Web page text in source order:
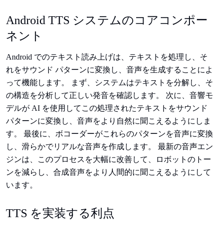
Android TTS システムのコアコンポー
ネント
Android でのテキスト読み上げは、テキストを処理し、そ
れをサウンド パターンに変換し、音声を生成することによ
って機能します。 まず、システムはテキストを分解し、そ
の構造を分析して正しい発音を確認します。 次に、音響モ
デルが AI を使用してこの処理されたテキストをサウンド
パターンに変換し、音声をより自然に聞こえるようにしま
す。 最後に、ボコーダーがこれらのパターンを音声に変換
し、滑らかでリアルな音声を作成します。 最新の音声エン
ジンは、このプロセスを大幅に改善して、ロボットのトー
ンを減らし、合成音声をより人間的に聞こえるようにして
います。
TTS を実装する利点